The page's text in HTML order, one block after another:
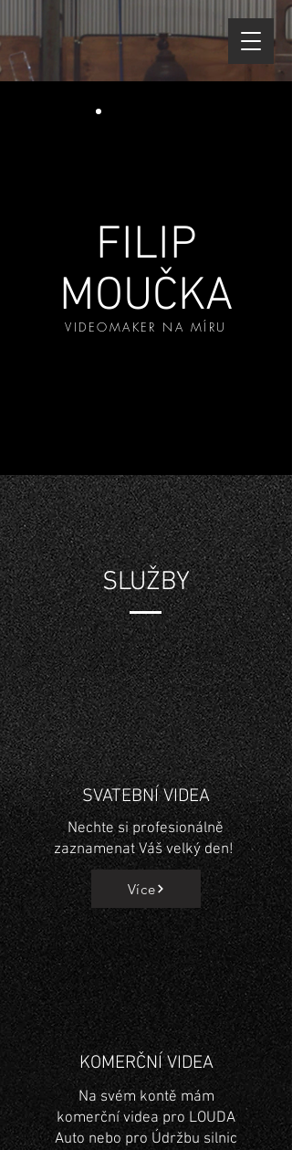
FILIP
MOUČKA
VIDEOMAKER NA MÍRU
SLUŽBY
SVATEBNÍ VIDEA
Nechte si profesionálně
zaznamenat Váš velký den!
Více
KOMERČNÍ VIDEA
Na svém kontě mám
komerční videa pro LOUDA
Auto nebo pro Údržbu silnic